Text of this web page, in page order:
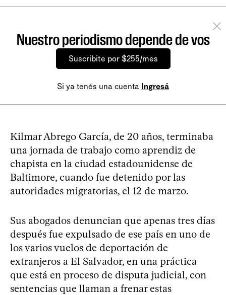
Nuestro periodismo depende de vos
Suscribite por $255/mes
Si ya tenés una cuenta Ingresá
Kilmar Abrego García, de 20 años, terminaba
una jornada de trabajo como aprendiz de
chapista en la ciudad estadounidense de
Baltimore, cuando fue detenido por las
autoridades migratorias, el 12 de marzo.
Sus abogados denuncian que apenas tres días
después fue expulsado de ese país en uno de
los varios vuelos de deportación de
extranjeros a El Salvador, en una práctica
que está en proceso de disputa judicial, con
sentencias que llaman a frenar estas